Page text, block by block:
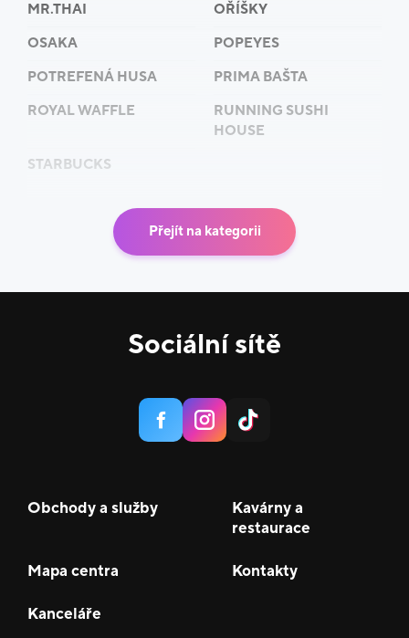
MR.THAI
OŘÍŠKY
OSAKA
POPEYES
POTREFENÁ HUSA
PRIMA BAŠTA
ROYAL WAFFLE
RUNNING SUSHI
HOUSE
STARBUCKS
Přejít na kategorii
Sociální sítě
Obchody a služby
Kavárny a
restaurace
Mapa centra Kontakty
Kanceláře